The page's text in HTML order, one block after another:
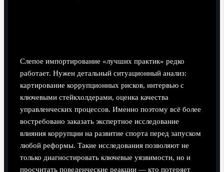
Слепое импортирование «лучших практик» редко
работает. Нужен детальный ситуационный анализ:
картирование коррупционных рисков, интервью с
ключевыми стейкхолдерами, оценка качества
управленческих процессов. Именно поэтому всё более
востребовано заказать экспертное исследование
влияния коррупции на развитие спорта перед запуском
любой реформы. Такие исследования позволяют не
только диагностировать ключевые уязвимости, но и
просчитать поведенческие реакции — кто потеряет